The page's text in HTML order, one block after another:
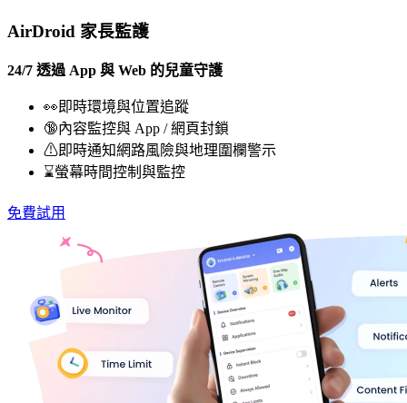
AirDroid 家長監護
24/7 透過 App 與 Web 的兒童守護
👀即時環境與位置追蹤
🔞內容監控與 App / 網頁封鎖
⚠即時通知網路風險與地理圍欄警示
⌛螢幕時間控制與監控
免費試用